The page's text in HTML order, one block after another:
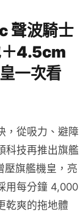
聲波騎士
＋4.5cm
一次看
，從吸力、避障
科技再推出旗艦
旗艦機皇，亮
用每分鐘 4,000
乾爽的拖地體